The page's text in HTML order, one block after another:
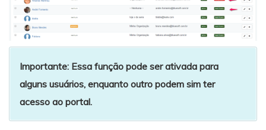
Importante: Essa função pode ser ativada para
alguns usuários, enquanto outro podem sim ter
acesso ao portal.